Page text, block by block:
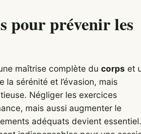
pour prévenir les
maîtrise complète du corps et
sérénité et l’évasion, mais
Négliger les exercices
mais aussi augmenter le
adéquats devient essentiel.